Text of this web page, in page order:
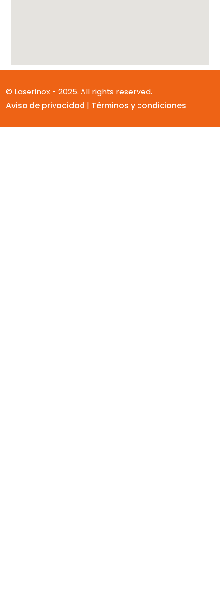
© Laserinox - 2025. All rights reserved.
Aviso de privacidad | Términos y condiciones